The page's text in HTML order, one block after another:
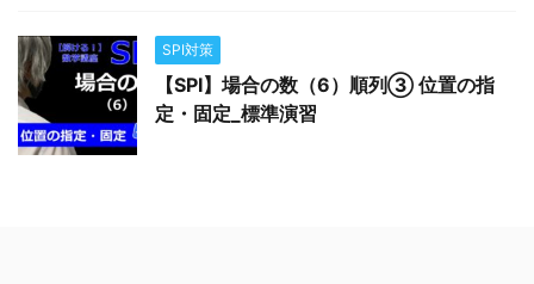
SPI対策
【SPI】場合の数（6）順列③ 位置の指
定・固定_標準演習